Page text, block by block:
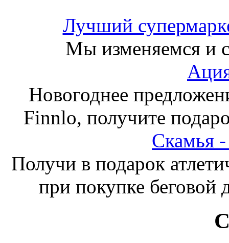
Лучший
Мы изменяемся и
Новогоднее
Finnlo, получите
Получи в подарок
при покупке беговой